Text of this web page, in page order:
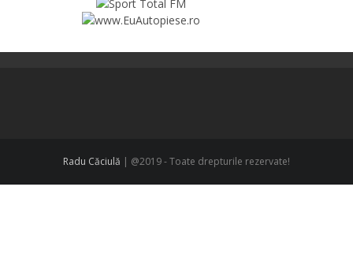
Radu Căciulă | @2019 - Toate drepturile rezervate!